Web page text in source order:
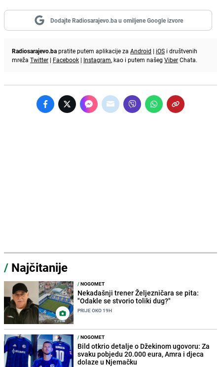
Dodajte Radiosarajevo.ba u omiljene Google izvore
Radiosarajevo.bapratite putem aplikacije za Android | iOS i društvenih
mreža Twitter | Facebook | Instagram, kao i putem našeg ViberChata.
/ Najčitanije
/NOGOMET
Nekadašnji trener Željezničara se pita:
"Odakle se stvorio toliki dug?"
PRIJE OKO 19H
/NOGOMET
Bild otkrio detalje o Džekinom ugovoru: Za
svaku pobjedu 20.000 eura, Amra i djeca
dolaze u Njemačku